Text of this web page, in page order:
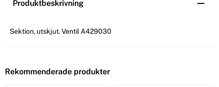
Produktbeskrivning
Sektion, utskjut. Ventil A429030
Rekommenderade produkter